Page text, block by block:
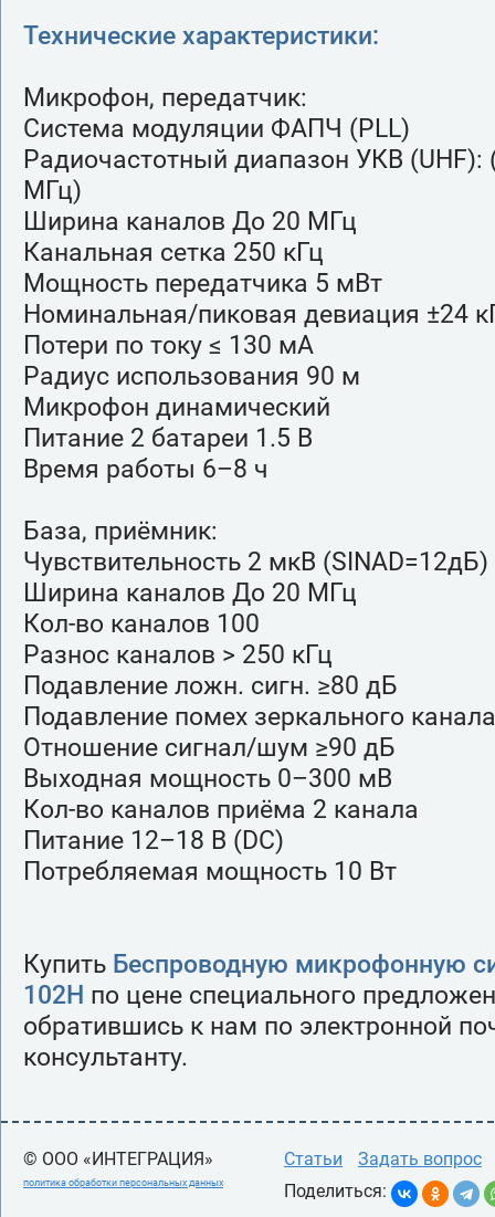
Технические характеристики:
Микрофон, передатчик:
Система модуляции ФАПЧ (PLL)
Радиочастотный диапазон УКВ (UHF):
МГц)
Ширина каналов До 20 МГц
Канальная сетка 250 кГц
Мощность передатчика 5 мВт
Номинальная/пиковая девиация ±24
Потери по току ≤ 130 мА
Радиус использования 90 м
Микрофон динамический
Питание 2 батареи 1.5 В
Время работы 6–8 ч
База, приёмник:
Чувствительность 2 мкВ (SINAD=12дБ)
Ширина каналов До 20 МГц
Кол-во каналов 100
Разнос каналов > 250 кГц
Подавление ложн. сигн. ≥80 дБ
Подавление помех зеркального
Отношение сигнал/шум ≥90 дБ
Выходная мощность 0–300 мВ
Кол-во каналов приёма 2 канала
Питание 12–18 В (DC)
Потребляемая мощность 10 Вт
Купить Беспроводную микрофонную
102H по цене специального
обратившись к нам по электронной
консультанту.
© ООО «ИНТЕГРАЦИЯ»
политика обработки персональных данных
Статьи
Задать вопрос
Поделиться: